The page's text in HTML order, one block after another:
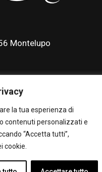
la tua esperienza di
contenuti personalizzati e
“Accetta tutti”,
cookie.
Montelupo
fiorentino.fi.it